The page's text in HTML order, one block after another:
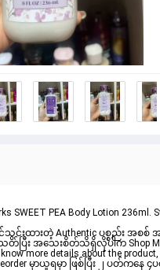
SWEET PEA Body Lotion 236ml.
င်းထားတဲ့ Authentic ပစ္စည်း အစစ်
တ်ပြီး အသေးစိတ်သိရှိလိုပါက Shop
know more details about the
မှာယူရမှာ ဖြစ်ပြီး ၂ ပတ်ကနေ ၄